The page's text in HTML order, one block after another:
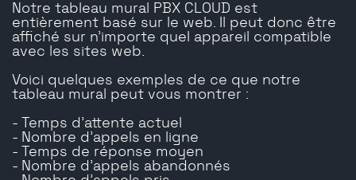
Notre tableau mural PBX CLOUD est
entièrement basé sur le web. Il peut donc être
affiché sur n'importe quel appareil compatible
avec les sites web.
Voici quelques exemples de ce que notre
tableau mural peut vous montrer :
- Temps d'attente actuel
- Nombre d'appels en ligne
- Temps de réponse moyen
- Nombre d'appels abandonnés